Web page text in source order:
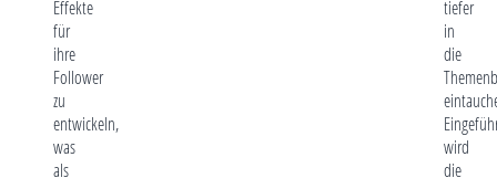
Effekte
für
ihre
Follower
zu
entwickeln,
was
als
tiefer
in
die
wird
die